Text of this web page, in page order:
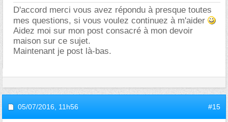
D'accord merci vous avez répondu à presque toutes
mes questions, si vous voulez continuez à m'aider
Aidez moi sur mon post consacré à mon devoir
maison sur ce sujet.
Maintenant je post là-bas.
05/07/2016, 11h56 #15